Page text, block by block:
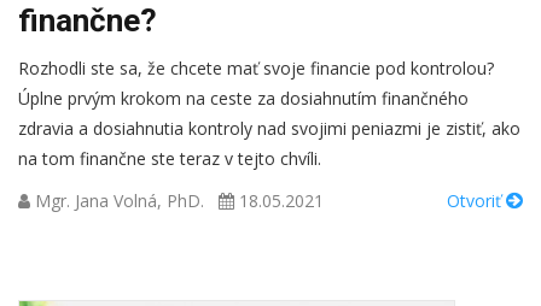
finančne?
Rozhodli ste sa, že chcete mať svoje financie pod kontrolou?
Úplne prvým krokom na ceste za dosiahnutím finančného
zdravia a dosiahnutia kontroly nad svojimi peniazmi je zistiť, ako
na tom finančne ste teraz v tejto chvíli.
Mgr. Jana Volná, PhD.
18.05.2021 Otvoriť